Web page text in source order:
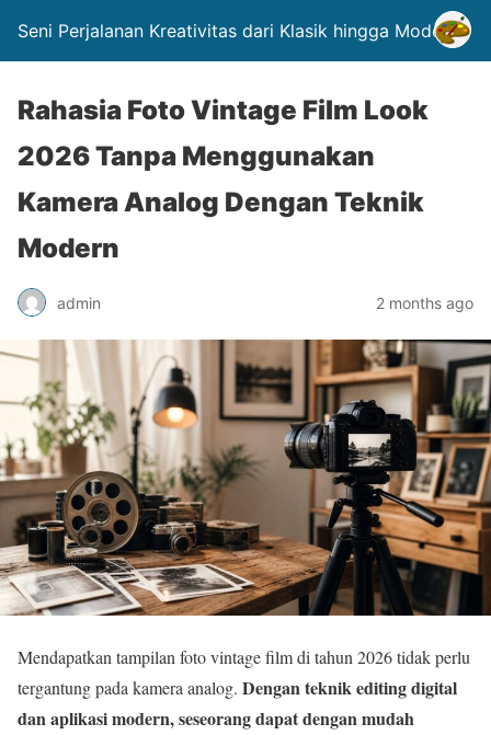
Seni Perjalanan Kreativitas dari Klasik hingga Modern.
Rahasia Foto Vintage Film Look
2026 Tanpa Menggunakan
Kamera Analog Dengan Teknik
Modern
admin 2 months ago
Mendapatkan tampilan foto vintage film di tahun 2026 tidak perlu
tergantung pada kamera analog. Dengan teknik editing digital
dan aplikasi modern, seseorang dapat dengan mudah